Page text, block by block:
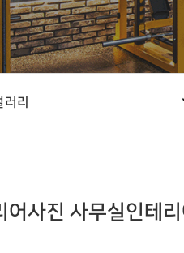
러리
어사진 사무실인테